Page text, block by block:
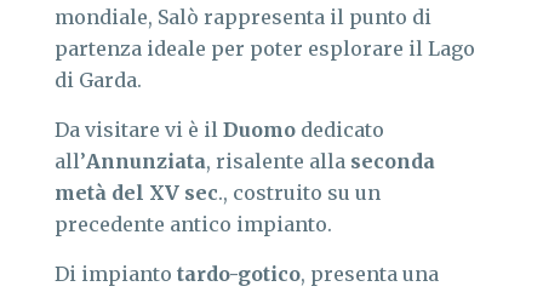
mondiale, Salò rappresenta il punto di
partenza ideale per poter esplorare il Lago
di Garda.
Da visitare vi è il Duomo dedicato
all’Annunziata, risalente alla seconda
metà del XV sec., costruito su un
precedente antico impianto.
Di impianto tardo-gotico, presenta una